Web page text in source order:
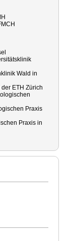
Wald in
ETH Zürich
Praxis
Praxis in